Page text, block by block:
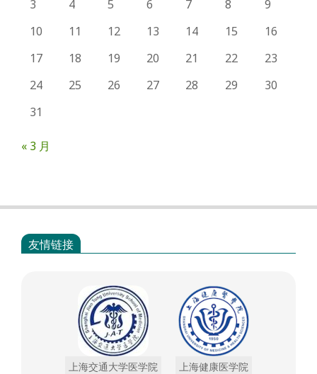
3 4 5 6 7 8
9
10
11 12 13 14 15
16
17
18 19 20 21 22
23
24
25 26 27 28 29
30
31
« 3 月
友情链接
上海交通大学医学院 上海健康医学院